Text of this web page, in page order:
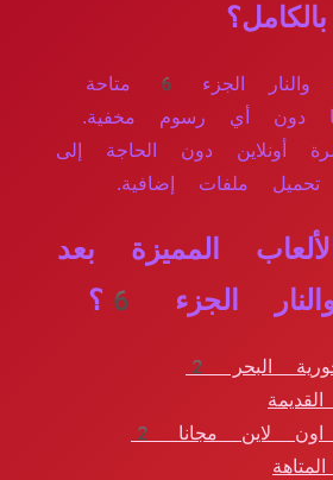
بالتأكيد! لعبة الماء والنار الجزء 6 متاحة
بها دون أي رسوم مخفية.
أونلاين دون الحاجة إلى
ملفات إضافية.
المميزة بعد
الجزء 6؟
البحر 2
اون لاين مجانا 2